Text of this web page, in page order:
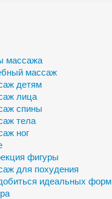
массажа
массаж
детям
лица
спины
тела
ног
фигуры
для похудения
идеальных форм